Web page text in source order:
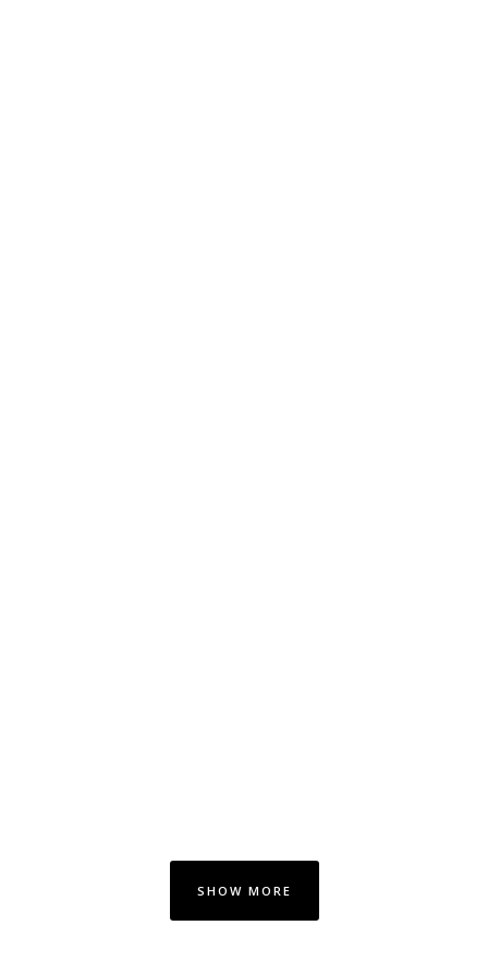
SHOW MORE